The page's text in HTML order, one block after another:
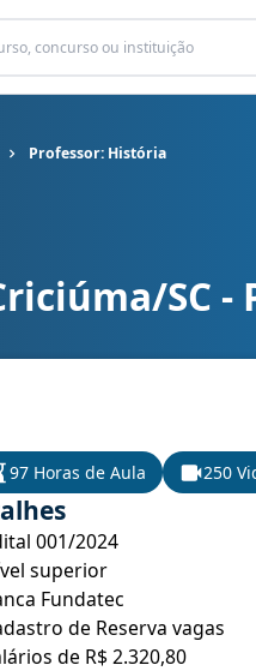
Professor: História
cargo Professor: História
SC
97 Horas de Aula 250
001/2024
superior
Fundatec
de Reserva vagas
de R$ 2.320,80